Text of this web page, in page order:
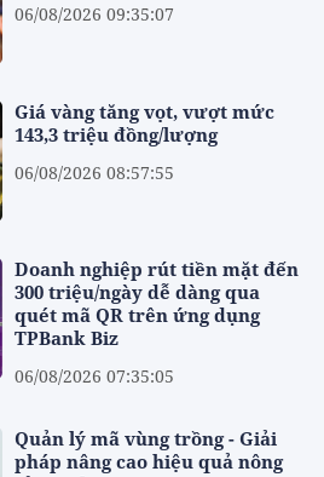
06/08/2026 09:35:07
Giá vàng tăng vọt, vượt mức
143,3 triệu đồng/lượng
06/08/2026 08:57:55
Doanh nghiệp rút tiền mặt đến
300 triệu/ngày dễ dàng qua
quét mã QR trên ứng dụng
TPBank Biz
06/08/2026 07:35:05
Quản lý mã vùng trồng - Giải
pháp nâng cao hiệu quả nông